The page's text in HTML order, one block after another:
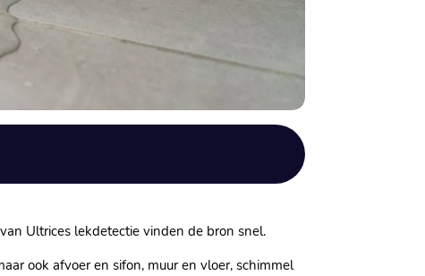
Ultrices lekdetectie vinden de bron snel.
ook afvoer en sifon, muur en vloer, schimmel